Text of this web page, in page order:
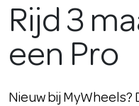
Rijd 3
een Pro
Nieuw bij MyWheels?